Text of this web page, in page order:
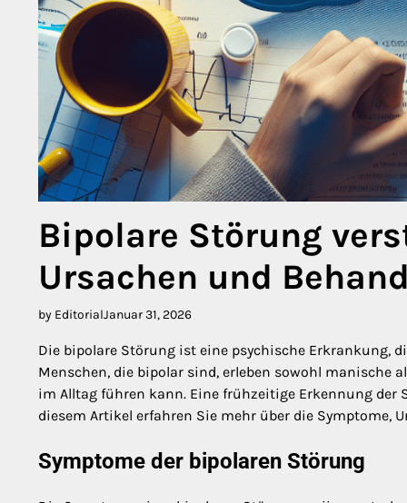
Bipolare Störung
Ursachen und
by EditorialJanuar 31, 2026
Die bipolare Störung ist eine psychische Erkrankung,
Menschen, die bipolar sind, erleben sowohl manische
im Alltag führen kann. Eine frühzeitige Erkennung der
diesem Artikel erfahren Sie mehr über die Symptome,
Symptome der bipolaren Störung